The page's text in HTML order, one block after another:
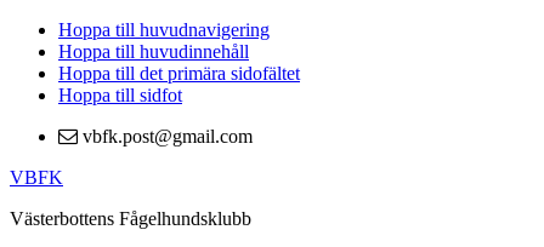
Hoppa till huvudnavigering
Hoppa till huvudinnehåll
Hoppa till det primära sidofältet
Hoppa till sidfot
vbfk.post@gmail.com
VBFK
Västerbottens Fågelhundsklubb